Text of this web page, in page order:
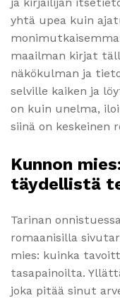
yhtä upea kuin
maailman kirjat
näkökulman ja
selville kaiken ja
on kuin unelma,
siinä on keskeinen
Kunnon
täydellistä
Tarinan
romaanisilla
mies: kuinka
tasapainoilta.
joka pitää sinut